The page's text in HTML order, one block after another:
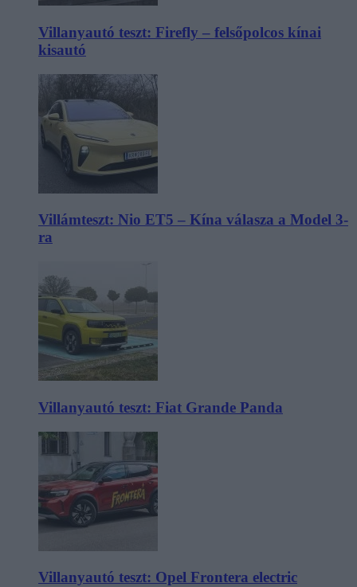
Villanyautó teszt: Firefly – felsőpolcos kínai
kisautó
Villámteszt: Nio ET5 – Kína válasza a Model 3-
ra
Villanyautó teszt: Fiat Grande Panda
Villanyautó teszt: Opel Frontera electric